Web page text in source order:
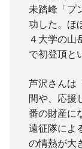
未踏峰「プ
功した。ほ
４大学の山
で初登頂と
芦沢さんは
間や、応援
番の財産に
遠征隊によ
の情熱が大